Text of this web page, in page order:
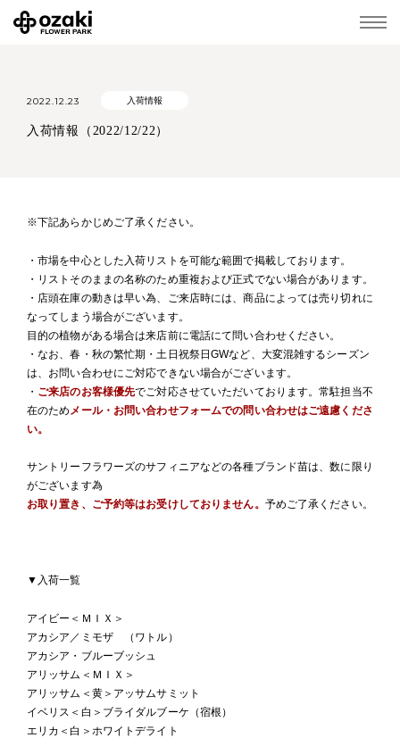
2022.12.23 入荷情報
入荷情報（2022/12/22）
※下記あらかじめご了承ください。
・市場を中心とした入荷リストを可能な範囲で掲載しております。
・リストそのままの名称のため重複および正式でない場合があります。
・店頭在庫の動きは早い為、ご来店時には、商品によっては売り切れに
なってしまう場合がございます。
目的の植物がある場合は来店前に電話にて問い合わせください。
・なお、春・秋の繁忙期・土日祝祭日GWなど、大変混雑するシーズン
は、お問い合わせにご対応できない場合がございます。
・ ご来店のお客様優先でご対応させていただいております。常駐担当不
在のため メール・お問い合わせフォームでの問い合わせはご遠慮くださ
い。
サントリーフラワーズのサフィニアなどの各種ブランド苗は、数に限り
がございます為
お取り置き、ご予約等はお受けしておりません。 予めご了承ください。
▼入荷一覧
アイビー＜ＭＩＸ＞
アカシア／ミモザ （ワトル）
アカシア・ブルーブッシュ
アリッサム＜ＭＩＸ＞
アリッサム＜黄＞アッサムサミット
イベリス＜白＞ブライダルブーケ（宿根）
エリカ＜白＞ホワイトデライト